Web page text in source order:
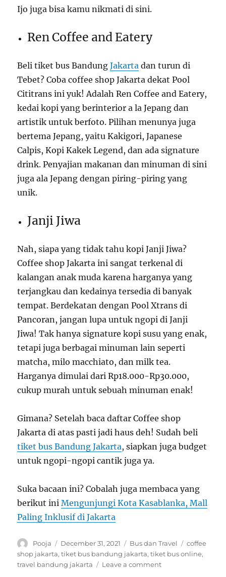
Ijo juga bisa kamu nikmati di sini.
Ren Coffee and Eatery
Belitiket bus BandungJakarta dan turun di
Tebet? Cobacoffee shop Jakarta dekat Pool
Cititrans ini yuk! Adalah Ren Coffee and Eatery,
kedai kopi yang berinterior a la Jepang dan
artistik untuk berfoto. Pilihan menunya juga
bertema Jepang, yaitu Kakigori, Japanese
Calpis, Kopi Kakek Legend, dan ada signature
drink. Penyajian makanan dan minuman di sini
juga ala Jepang dengan piring-piring yang
unik.
Janji Jiwa
Nah, siapa yang tidak tahu kopi Janji Jiwa?
Coffee shop Jakarta ini sangat terkenal di
kalangan anak muda karena harganya yang
terjangkau dan kedainya tersedia di banyak
tempat. Berdekatan dengan Pool Xtrans di
Pancoran, jangan lupa untuk ngopi di Janji
Jiwa! Tak hanya signature kopi susu yang enak,
tetapi juga berbagai minuman lain seperti
matcha, milo macchiato, dan milk tea.
Harganya dimulai dari Rp18.000-Rp30.000,
cukup murah untuk sebuah minuman enak!
Gimana? Setelah baca daftarCoffee shop
Jakarta di atas pasti jadi haus deh! Sudah beli
tiket bus Bandung Jakarta, siapkan juga budget
untuk ngopi-ngopi cantik juga ya.
Suka bacaan ini? Cobalah juga membaca yang
berikut ini Mengunjungi Kota Kasablanka, Mall
Paling Inklusif di Jakarta
Author
Pooja
Posted
on
December 31, 2021 Categories
Bus dan Travel Tags
coffee
shop jakarta,tiket bus bandung jakarta,tiket bus online,
travel bandung jakarta
Leave a commenton